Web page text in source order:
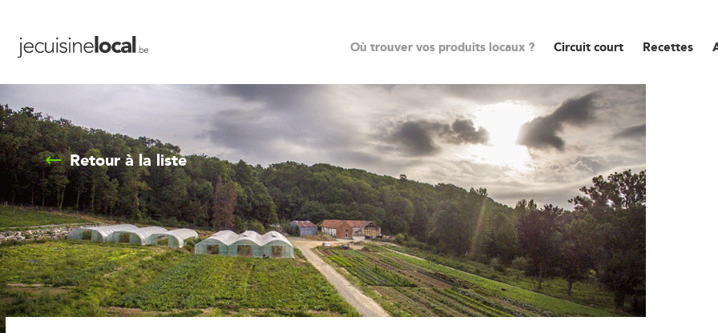
Où trouver vos produits locaux ? Circuit court Recettes
Retour à la liste